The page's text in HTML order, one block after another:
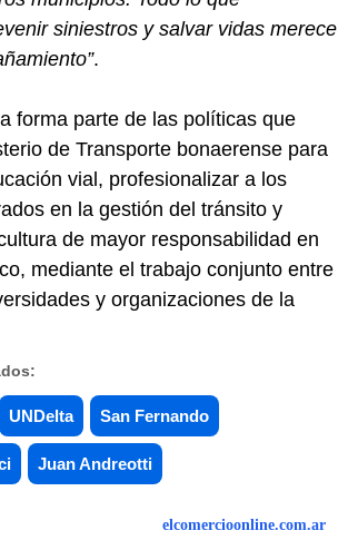
siniestros y salvar vidas merece
.
forma parte de las políticas que
de Transporte bonaerense para
vial, profesionalizar a los
en la gestión del tránsito y
de mayor responsabilidad en
mediante el trabajo conjunto entre
y organizaciones de la
UNDelta San Fernando
Juan Andreotti
elcomercioonline.com.ar